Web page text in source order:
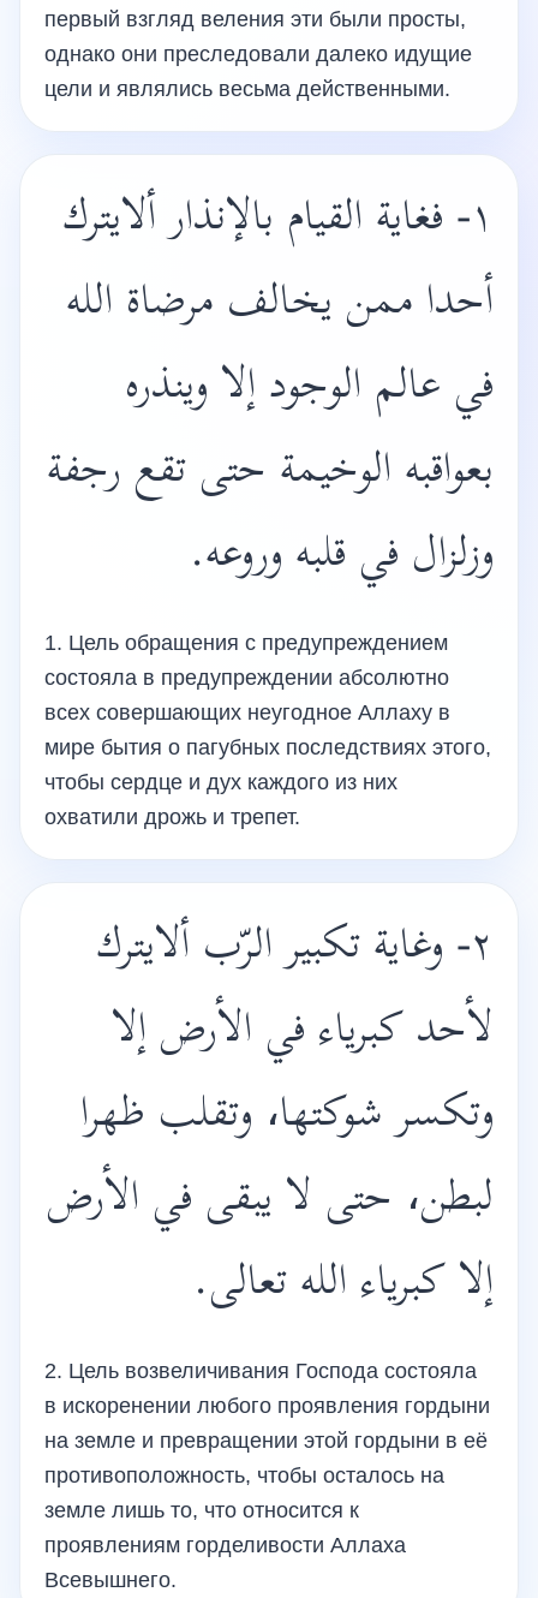
первый взгляд веления эти были просты,
однако они преследовали далеко идущие
цели и являлись весьма действенными.
١- فغاية القيام بالإنذار ألايترك
أحدا ممن يخالف مرضاة الله
في عالم الوجود إلا وينذره
بعواقبه الوخيمة حتى تقع رجفة
وزلزال في قلبه وروعه.
1. Цель обращения с предупреждением
состояла в предупреждении абсолютно
всех совершающих неугодное Аллаху в
мире бытия о пагубных последствиях этого,
чтобы сердце и дух каждого из них
охватили дрожь и трепет.
٢- وغاية تكبير الرّب ألايترك
لأحد كبرياء في الأرض إلا
وتكسر شوكتها، وتقلب ظهرا
لبطن، حتى لا يبقى في الأرض
إلا كبرياء الله تعالى.
2. Цель возвеличивания Господа состояла
в искоренении любого проявления гордыни
на земле и превращении этой гордыни в её
противоположность, чтобы осталось на
земле лишь то, что относится к
проявлениям горделивости Аллаха
Всевышнего.